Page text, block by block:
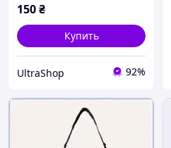
150₴
Купить
UltraShop 92%